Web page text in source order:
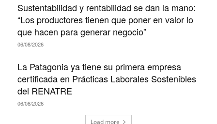
Sustentabilidad y rentabilidad se dan la mano:
“Los productores tienen que poner en valor lo
que hacen para generar negocio”
06/08/2026
La Patagonia ya tiene su primera empresa
certificada en Prácticas Laborales Sostenibles
del RENATRE
06/08/2026
Load more